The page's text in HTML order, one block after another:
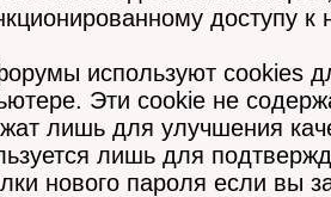
доступу к
используют cookies
Эти cookie не
лишь для улучшения
лишь для
нового пароля если вы